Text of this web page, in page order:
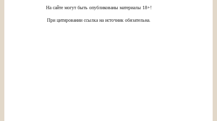
На сайте могут быть опубликованы материалы 18+!
При цитировании ссылка на источник обязательна.